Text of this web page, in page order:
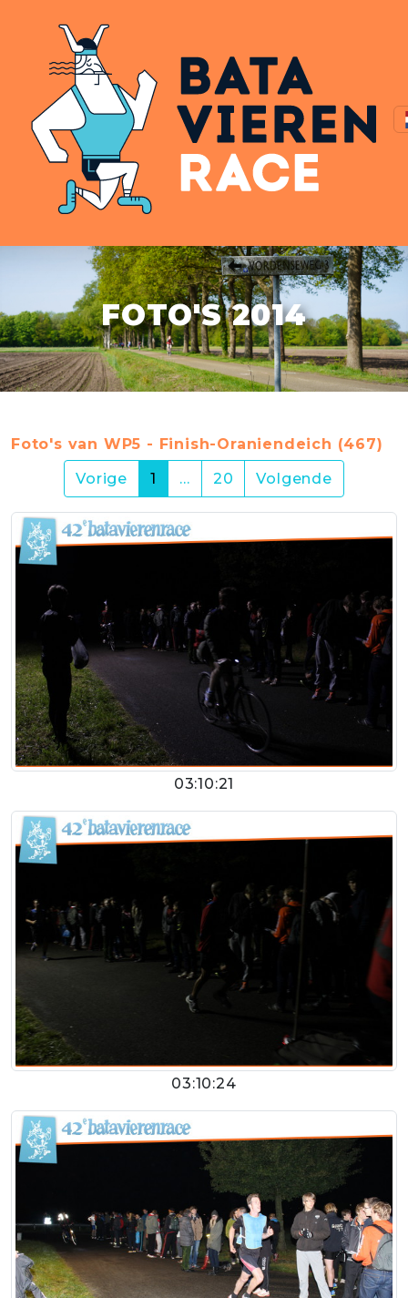
FOTO'S 2014
Foto's van WP5 - Finish-Oraniendeich (467)
Vorige
1 (current)
… 20 Volgende
03:10:21
03:10:24